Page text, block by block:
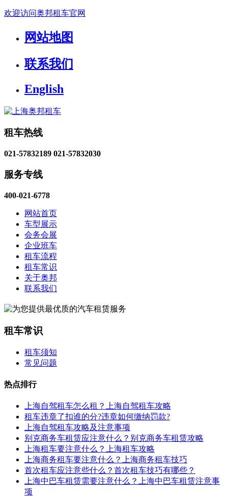
欢迎访问奥邦租车官网
网站地图
联系我们
English
租车热线
021-57832189 021-57832030
服务专线
400-021-6778
网站首页
车型展示
会务会展
企业班车
租车流程
租车常识
关于奥邦
联系我们
租车常识
租车须知
常见问题
热点排行
上海自驾租车怎么租？上海自驾租车攻略
租车违章了扣谁的分?违章如何缴纳罚款?
上海自驾租车攻略及注意事项
别克商务车租赁应注意什么？别克商务车租赁攻略
上海租车要注意什么？上海租车攻略
上海商务租车要注意什么？上海商务租车技巧
首次租车应注意些什么？首次租车技巧有哪些？
上海中巴车租赁需要注意什么？上海中巴车租赁注意事
项